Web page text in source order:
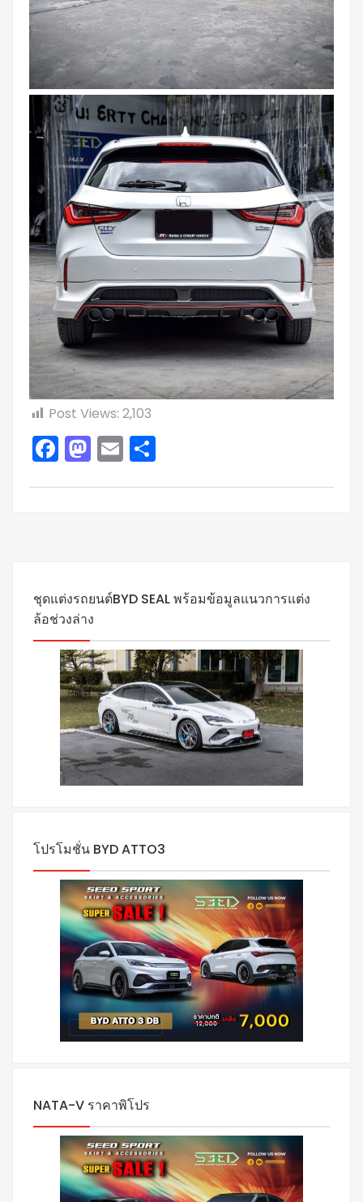
Post Views: 2,103
Facebook
Mastodon
Email
ชุดแต่งรถยนต์BYD SEAL พร้อมข้อมูลแนวการแต่ง
ล้อช่วงล่าง
โปรโมชั่น BYD ATTO3
NATA-V ราคาพิโปร